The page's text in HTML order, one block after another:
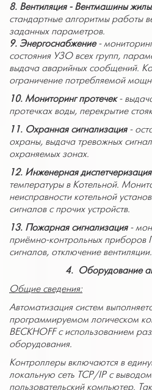
8. Вентиляция - Вентмашины
стандартные алгоритмы работы
заданных параметров.
9. Энергоснабжение-
состояния УЗО всех групп,
выдача аварийных сообщений.
ограничение потребляемой
10. Мониторинг протечек -
протечках воды, перекрытие
11. Охранная сигнализация-
охраны, выдача тревожных
охраняемых зонах.
12. Инженерная диспетчеризация
температуры в Котельной.
неисправности котельной
сигналов с прочих устройств.
13. Пожарная сигнализация-
приёмно-контрольных приборов
сигналов, отключение вентиляции.
4. Оборудование
Общие сведения:
Автоматизация систем
программируемом логическом
BECKHOFFс использованием
оборудования.
Контроллеры включаются в
локальную сеть TCP/IPс выводом
пользовательский компьютер.